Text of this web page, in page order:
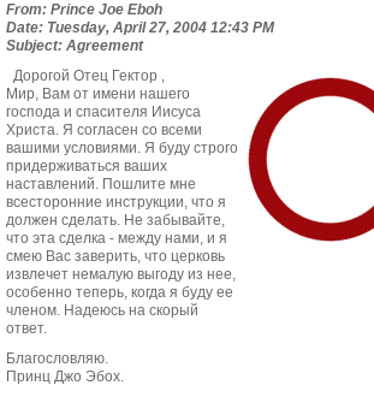
From: Prince Joe Eboh
Date: Tuesday, April 27, 2004 12:43 PM
Subject: Agreement
Дорогой Отец Гектор ,
Мир, Вам от имени нашего
господа и спасителя Иисуса
Христа. Я согласен со всеми
вашими условиями. Я буду строго
придерживаться ваших
наставлений. Пошлите мне
всесторонние инструкции, что я
должен сделать. Не забывайте,
что эта сделка - между нами, и я
смею Вас заверить, что церковь
извлечет немалую выгоду из нее,
особенно теперь, когда я буду ее
членом. Надеюсь на скорый
ответ.
Благословляю.
Принц Джо Эбох.